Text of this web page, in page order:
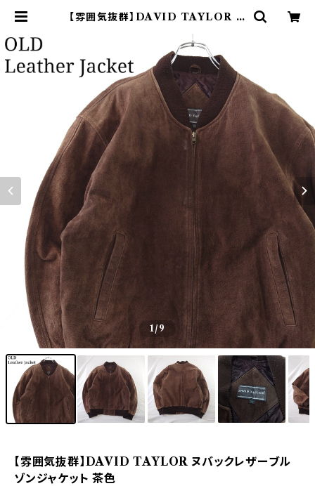
【雰囲気抜群】DAVID TAYLOR ヌ
| オンライン古着屋 9chord
1/9
【雰囲気抜群】DAVID TAYLOR ヌバックレザーブル
ゾンジャケット 茶色